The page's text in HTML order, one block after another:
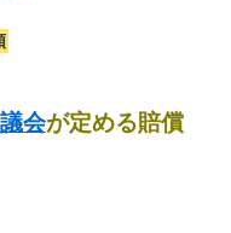
会が定める賠償